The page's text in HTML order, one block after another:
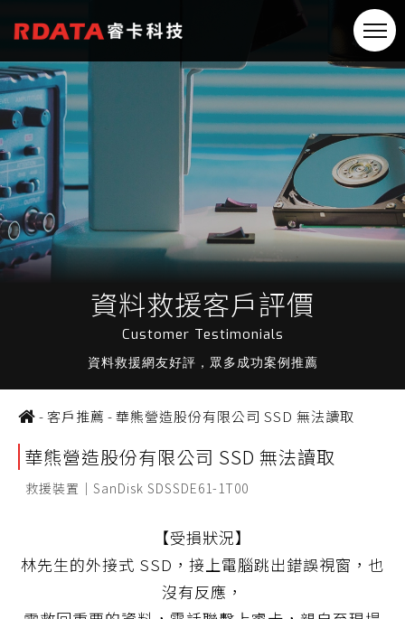
資料救援客戶評價
Customer Testimonials
資料救援網友好評，眾多成功案例推薦
-客戶推薦 -華熊營造股份有限公司 SSD 無法讀取
華熊營造股份有限公司 SSD 無法讀取
救援裝置｜SanDisk SDSSDE61-1T00
【受損狀況】
林先生的外接式 SSD，接上電腦跳出錯誤視窗，也
沒有反應，